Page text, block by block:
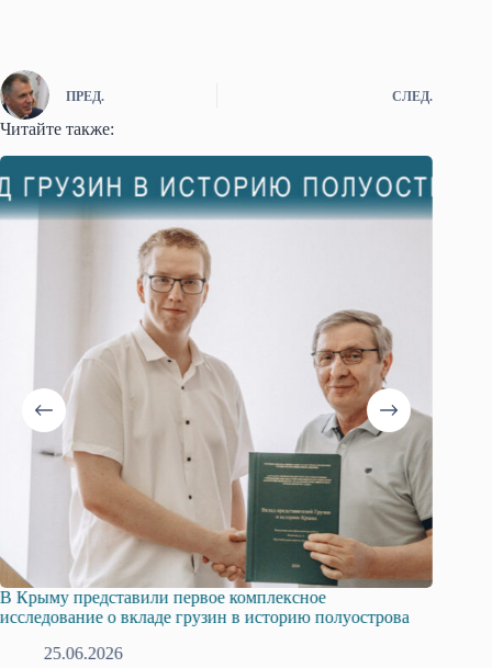
ПРЕД. СЛЕД.
Читайте также:
В Крыму представили первое комплексное
исследование о вкладе грузин в историю полуострова
25.06.2026